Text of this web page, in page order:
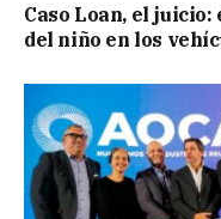
Caso Loan, el
del niño en los